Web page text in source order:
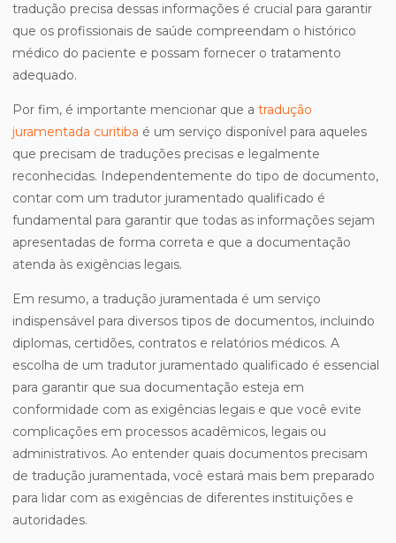
tradução precisa dessas informações é crucial para garantir
que os profissionais de saúde compreendam o histórico
médico do paciente e possam fornecer o tratamento
adequado.
Por fim, é importante mencionar que a tradução
juramentada curitiba é um serviço disponível para aqueles
que precisam de traduções precisas e legalmente
reconhecidas. Independentemente do tipo de documento,
contar com um tradutor juramentado qualificado é
fundamental para garantir que todas as informações sejam
apresentadas de forma correta e que a documentação
atenda às exigências legais.
Em resumo, a tradução juramentada é um serviço
indispensável para diversos tipos de documentos, incluindo
diplomas, certidões, contratos e relatórios médicos. A
escolha de um tradutor juramentado qualificado é essencial
para garantir que sua documentação esteja em
conformidade com as exigências legais e que você evite
complicações em processos acadêmicos, legais ou
administrativos. Ao entender quais documentos precisam
de tradução juramentada, você estará mais bem preparado
para lidar com as exigências de diferentes instituições e
autoridades.